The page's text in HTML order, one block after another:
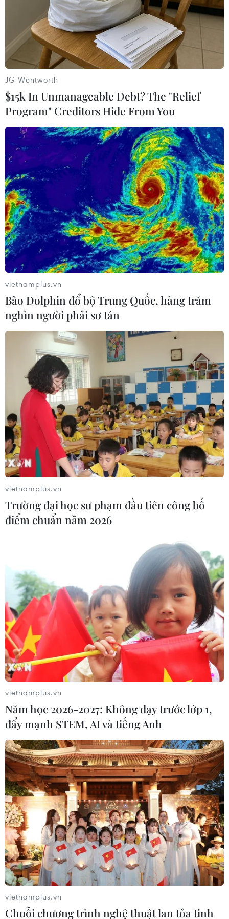
Chính phủ Việt Nam và Liên hợp quốc, với sự
tuyển chọn kỹ lưỡng của họ, họ đã cử những
bác sỹ, điều dưỡng tốt nhất đến Nam Sudan để
góp phần bảo vệ sự sống cho những nhân viên
Liên hợp quốc, những người đang giúp đỡ
người dân Nam Sudan."
Không chỉ bệnh nhân Bwangani Issac, tất cả các
bệnh nhân sau quá trình điều trị đều bày tỏ
niềm hạnh phúc và sự hài lòng. Họ đã dành
những lời cảm ơn sâu sắc tới các cán bộ nhân
viên Khoa Ngoại nói riêng và Bệnh viện dã
chiến cấp 2 số 3 của Việt Nam nói chung cũng
như những tình cảm đặc biệt tới đất nước, con
người Việt Nam - những người đang góp phần
đem tới hạnh phúc cho người dân ở các quốc
gia còn nhiều khó khăn như Nam Sudan./.
(TTXVN/Vietnam+)
#Bệnh viện dã chiến cấp 2 #mũ nồi xanh
#UNMISS
#liên hợp quốc
#món ăn việt nam Nam Sudan
Theo dõi VietnamPlus
TIN LIÊN QUAN
Bệnh viện dã chiến cấp 2 hoàn thành xuất
sắc nhiệm vụ tại Nam Sudan
29/06/2021 10:55
Các cán bộ, nhân viên Bệnh viện dã chiến cấp 2 số 2
cùng các sỹ quan của QĐND Việt Nam vô cùng tự hào
đã giữ trọn vẹn lời hứa trước anh linh của Bác trước khi
lên đường làm nhiệm vụ.
JG Wentworth
$15k In Unmanageable Debt? The "Relief
Program" Creditors Hide From You
vietnamplus.vn
Bão Dolphin đổ bộ Trung Quốc, hàng trăm
nghìn người phải sơ tán
vietnamplus.vn
Trường đại học sư phạm đầu tiên công bố
điểm chuẩn năm 2026
vietnamplus.vn
Năm học 2026-2027: Không dạy trước lớp 1,
đẩy mạnh STEM, AI và tiếng Anh
vietnamplus.vn
Chuỗi chương trình nghệ thuật lan tỏa tinh